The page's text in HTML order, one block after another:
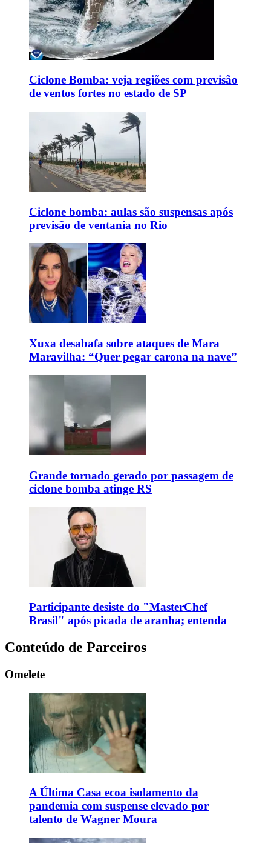
Ciclone Bomba: veja regiões com previsão
de ventos fortes no estado de SP
Ciclone bomba: aulas são suspensas após
previsão de ventania no Rio
Xuxa desabafa sobre ataques de Mara
Maravilha: “Quer pegar carona na nave”
Grande tornado gerado por passagem de
ciclone bomba atinge RS
Participante desiste do "MasterChef
Brasil" após picada de aranha; entenda
Conteúdo de Parceiros
Omelete
A Última Casa ecoa isolamento da
pandemia com suspense elevado por
talento de Wagner Moura